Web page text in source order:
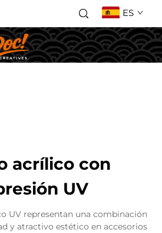
ES
acrílico con
UV
UV representan una combinación
y atractivo estético en accesorios